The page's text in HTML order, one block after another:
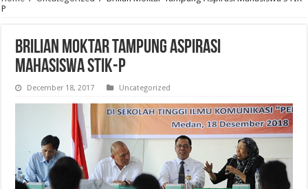
P
Brilian Moktar Tampung Aspirasi
Mahasiswa STIK-P
December 18, 2017 Uncategorized